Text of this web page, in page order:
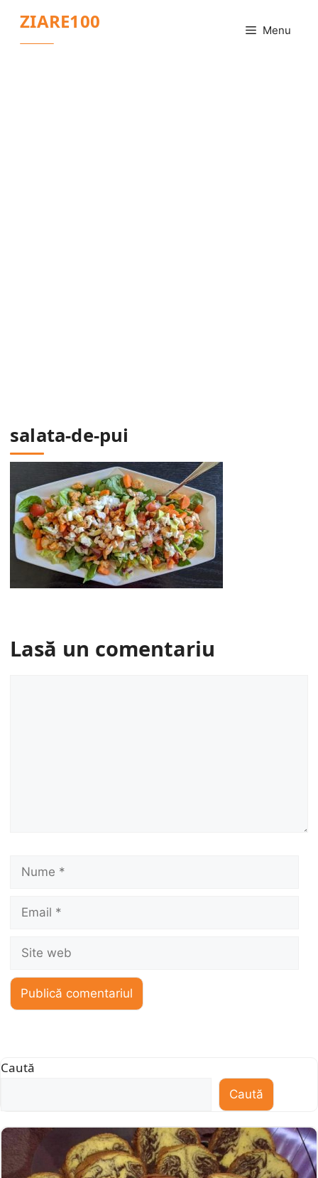
conținut
ZIARE100 Menu
salata-de-pui
Lasă un comentariu
Nume
Email
Site
Caută
Caută